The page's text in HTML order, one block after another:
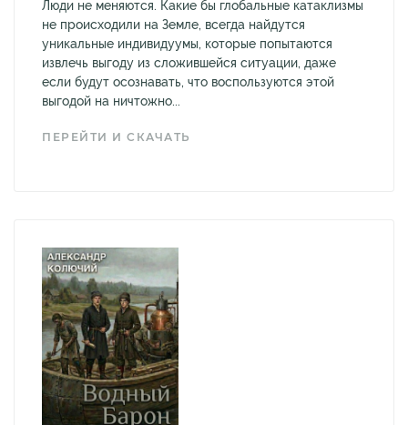
Люди не меняются. Какие бы глобальные катаклизмы
не происходили на Земле, всегда найдутся
уникальные индивидуумы, которые попытаются
извлечь выгоду из сложившейся ситуации, даже
если будут осознавать, что воспользуются этой
выгодой на ничтожно...
ПЕРЕЙТИ И СКАЧАТЬ